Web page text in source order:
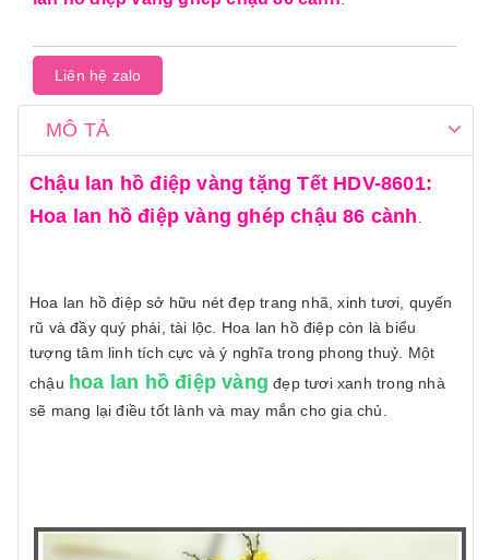
Liên hệ zalo
MÔ TẢ
Chậu lan hồ điệp vàng tặng Tết HDV-8601:
Hoa lan hồ điệp vàng ghép chậu 86 cành
Hoa lan hồ điệp sở hữu nét đẹp trang nhã, xinh tươi, quyến
rũ và đầy quý phái, tài lộc. Hoa lan hồ điệp còn là biểu
tượng tâm linh tích cực và ý nghĩa trong phong thuỷ. Một
chậu hoa lan hồ điệp vàng đẹp tươi xanh trong nhà
sẽ mang lại điều tốt lành và may mắn cho gia chủ.